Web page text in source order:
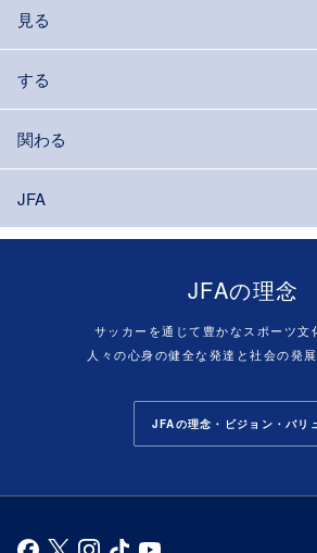
見る
する
関わる
JFA
JFAの理念
サッカーを通じて豊かなスポーツ文
人々の心身の健全な発達と社会の発展
JFAの理念・ビジョン・バリ